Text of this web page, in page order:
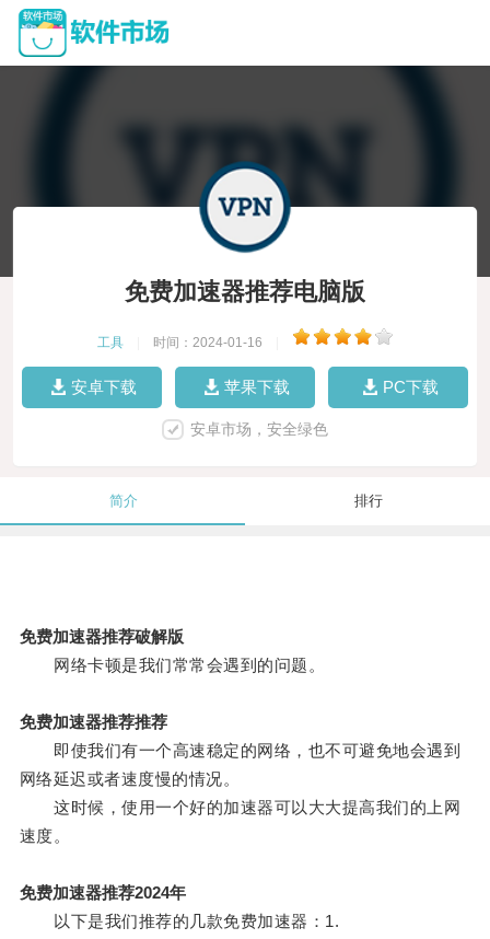
免费加速器推荐电脑版
工具 时间：2024-01-16
安卓下载 苹果下载 PC下载
安卓市场，安全绿色
简介 排行
免费加速器推荐破解版
网络卡顿是我们常常会遇到的问题。
免费加速器推荐推荐
即使我们有一个高速稳定的网络，也不可避免地会遇到
网络延迟或者速度慢的情况。
这时候，使用一个好的加速器可以大大提高我们的上网
速度。
免费加速器推荐2024年
以下是我们推荐的几款免费加速器：1.